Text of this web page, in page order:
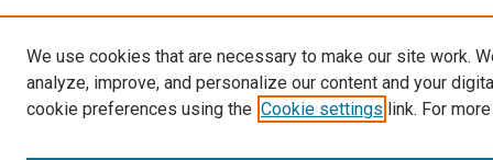
We use cookies that are necessary to make our site work.
analyze, improve, and personalize our content and your
cookie preferences using the Cookie settings link. For